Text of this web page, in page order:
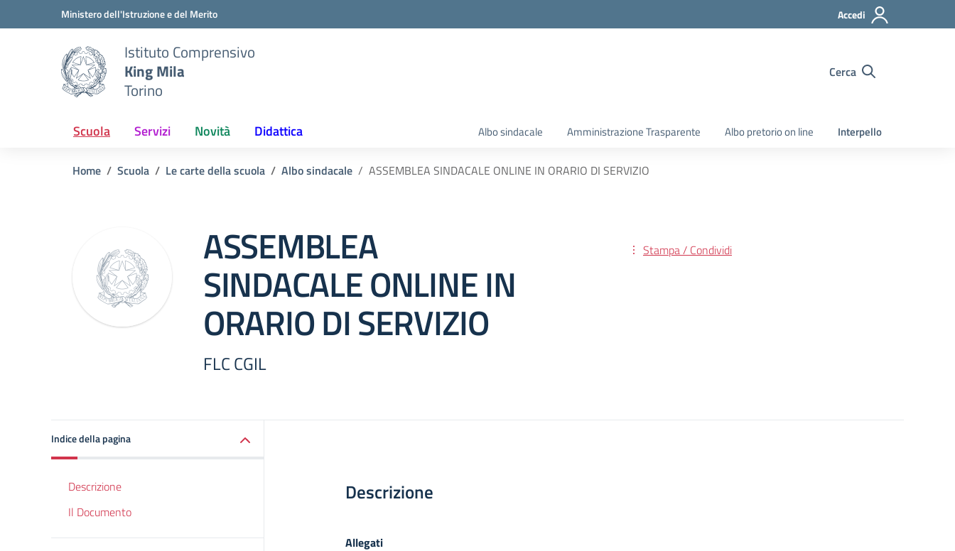
Vai ai contenuti
Vai al menu di navigazioneMinistero dell'Istruzione e del Merito Accedi
Istituto Comprensivo
King Mila
Torino
Cerca
Scuola Servizi Novità Didattica Albo sindacale Amministrazione Trasparente Albo pretorio on line Interpello
Home Scuola Le carte della scuola Albo sindacale ASSEMBLEA SINDACALE ONLINE IN ORARIO DI SERVIZIO
ASSEMBLEA
SINDACALE ONLINE IN
ORARIO DI SERVIZIO
FLC CGIL
Stampa / Condividi
Indice della pagina
Descrizione
Il Documento
Descrizione
Allegati